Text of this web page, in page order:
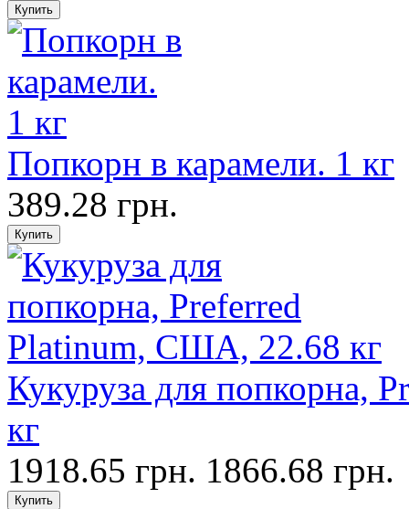
Попкорн в карамели. 1 кг
389.28 грн.
Кукуруза для попкорна,
кг
1918.65 грн. 1866.68 грн.